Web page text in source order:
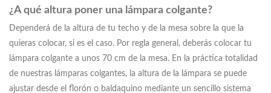
¿A qué altura poner una lámpara colgante?
Dependerá de la altura de tu techo y de la mesa sobre la que la
quieras colocar, si es el caso. Por regla general, deberás colocar tu
lámpara colgante a unos 70 cm de la mesa. En la práctica totalidad
de nuestras lámparas colgantes, la altura de la lámpara se puede
ajustar desde el florón o baldaquino mediante un sencillo sistema